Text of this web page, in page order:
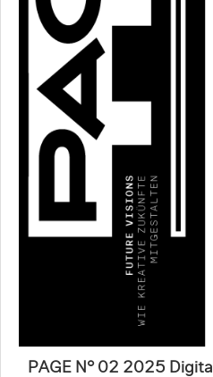
PAGE N° 02 2025 Digital